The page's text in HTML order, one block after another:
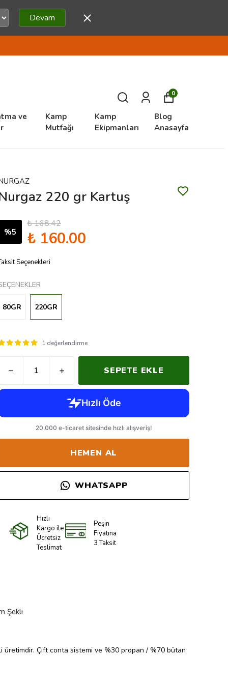
Devam
ve
Kamp
Mutfağı
Kamp
Ekipmanları
Blog
Anasayfa
0
220 gr Kartuş
%5
₺ 168.42
₺ 160.00
Seçenekleri
80GR 220GR
1 değerlendirme
SEPETE EKLE
HEMEN AL
WHATSAPP
Hızlı
Kargo ile
Ücretsiz
Teslimat
Peşin
Fiyatına
3 Taksit
Şekli
üretimdir. Çift conta sistemi ve %30 propan / %70 bütan